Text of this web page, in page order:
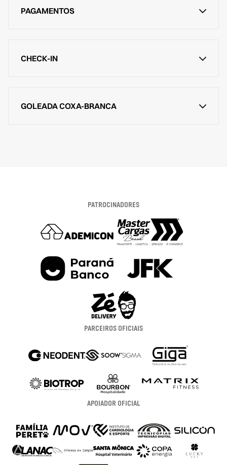
PAGAMENTOS
CHECK-IN
GOLEADA COXA-BRANCA
PATROCINADORES
PARCEIROS OFICIAIS
APOIADOR OFICIAL